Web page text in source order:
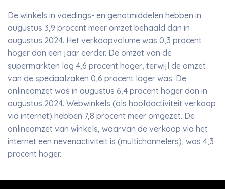
De winkels in voedings- en genotmiddelen hebben in
augustus 3,9 procent meer omzet behaald dan in
augustus 2024. Het verkoopvolume was 0,3 procent
hoger dan een jaar eerder. De omzet van de
supermarkten lag 4,6 procent hoger, terwijl de omzet
van de speciaalzaken 0,6 procent lager was. De
onlineomzet was in augustus 6,4 procent hoger dan in
augustus 2024. Webwinkels (als hoofdactiviteit verkoop
via internet) hebben 7,8 procent meer omgezet. De
onlineomzet van winkels, waarvan de verkoop via het
internet een nevenactiviteit is (multichannelers), was 4,3
procent hoger.